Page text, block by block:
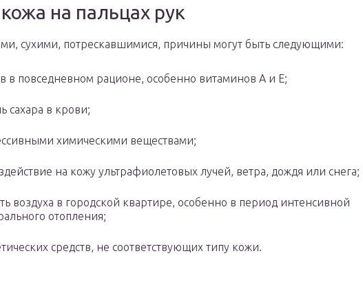
на пальцах рук
сухими, потрескавшимися, причины могут быть следующими:
в повседневном рационе, особенно витаминов А и Е;
в крови;
химическими веществами;
на кожу ультрафиолетовых лучей, ветра, дождя или снега;
воздуха в городской квартире, особенно в период интенсивной
отопления;
средств, не соответствующих типу кожи.